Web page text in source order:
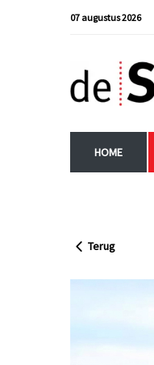
07 augustus 2026
HOME
Terug